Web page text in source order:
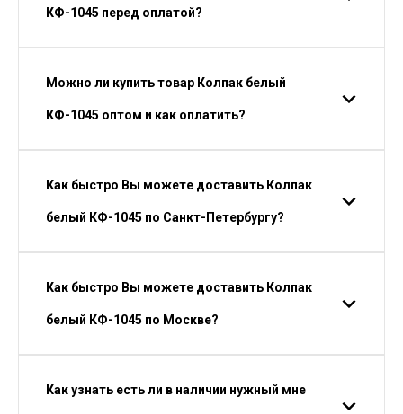
КФ-1045 перед оплатой?
Можно ли купить товар Колпак белый
КФ-1045 оптом и как оплатить?
Как быстро Вы можете доставить Колпак
белый КФ-1045 по Санкт-Петербургу?
Как быстро Вы можете доставить Колпак
белый КФ-1045 по Москве?
Как узнать есть ли в наличии нужный мне